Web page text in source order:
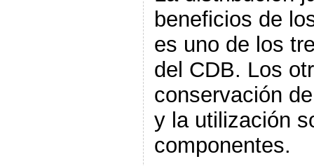
beneficios de
es uno de los
del CDB. Los
conservación
y la utilización
componentes.